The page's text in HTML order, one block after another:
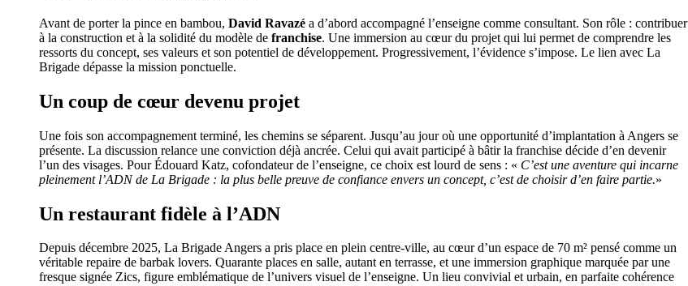
Avant de porter la pince en bambou, David Ravazé a d’abord accompagné l’enseigne comme consultant. Son rôle : contribuer
à la construction et à la solidité du modèle de franchise. Une immersion au cœur du projet qui lui permet de comprendre les
ressorts du concept, ses valeurs et son potentiel de développement. Progressivement, l’évidence s’impose. Le lien avec La
Brigade dépasse la mission ponctuelle.
Un coup de cœur devenu projet
Une fois son accompagnement terminé, les chemins se séparent. Jusqu’au jour où une opportunité d’implantation à Angers se
présente. La discussion relance une conviction déjà ancrée. Celui qui avait participé à bâtir la franchise décide d’en devenir
l’un des visages. Pour Édouard Katz, cofondateur de l’enseigne, ce choix est lourd de sens : « C’est une aventure qui incarne
pleinement l’ADN de La Brigade : la plus belle preuve de confiance envers un concept, c’est de choisir d’en faire partie.»
Un restaurant fidèle à l’ADN
Depuis décembre 2025, La Brigade Angers a pris place en plein centre-ville, au cœur d’un espace de 70 m² pensé comme un
véritable repaire de barbak lovers. Quarante places en salle, autant en terrasse, et une immersion graphique marquée par une
fresque signée Zics, figure emblématique de l’univers visuel de l’enseigne. Un lieu convivial et urbain, en parfaite cohérence